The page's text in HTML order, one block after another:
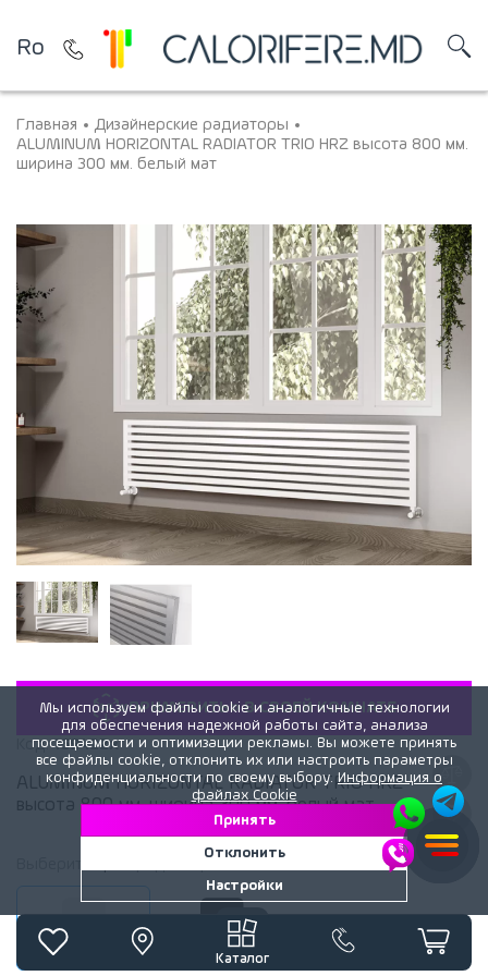
Ro
Каталог
Главная
Дизайнерские радиаторы
ALUMINUM HORIZONTAL RADIATOR TRIO HRZ высота 800 мм.
ширина 300 мм. белый мат
«ПРИМЕРИТЬ» В СВОЕЙ КОМНАТЕ
Код:169422x
ALUMINUM HORIZONTAL RADIATOR TRIO HRZ
высота 800 мм. ширина 300 мм. белый мат
Белый матовый Черный матовый
Мы используем файлы cookie и аналогичные технологии
для обеспечения надежной работы сайта, анализа
посещаемости и оптимизации рекламы. Вы можете принять
все файлы cookie, отклонить их или настроить параметры
конфиденциальности по своему выбору.Информация о
файлах Cookie
Принять
Отклонить
Настройки